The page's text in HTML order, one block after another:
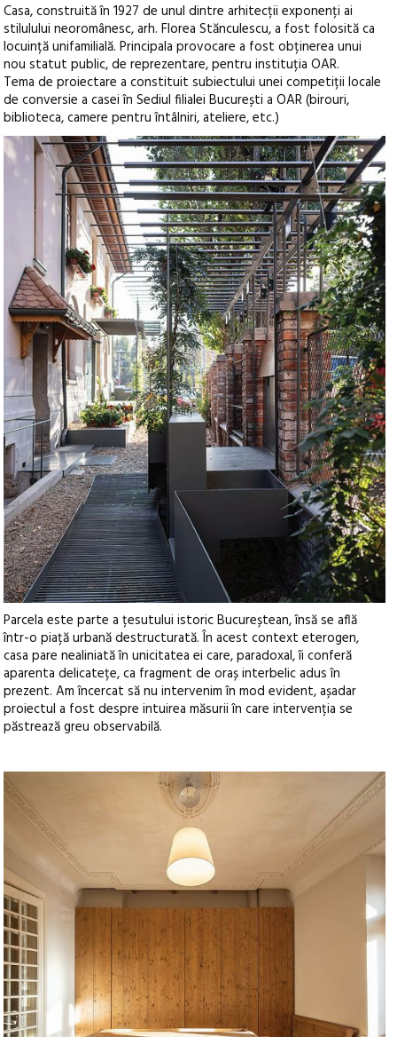
Casa, construită în 1927 de unul dintre arhitecții exponenți ai
stilulului neoromânesc, arh. Florea Stănculescu, a fost folosită ca
locuință unifamilială. Principala provocare a fost obținerea unui
nou statut public, de reprezentare, pentru instituția OAR.
Tema de proiectare a constituit subiectului unei competiții locale
de conversie a casei în Sediul filialei București a OAR (birouri,
biblioteca, camere pentru întâlniri, ateliere, etc.)
Parcela este parte a țesutului istoric Bucureștean, însă se află
într-o piață urbană destructurată. În acest context eterogen,
casa pare nealiniată în unicitatea ei care, paradoxal, îi conferă
aparenta delicatețe, ca fragment de oraș interbelic adus în
prezent. Am încercat să nu intervenim în mod evident, așadar
proiectul a fost despre intuirea măsurii în care intervenția se
păstrează greu observabilă.